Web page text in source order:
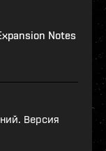
Notes
Версия